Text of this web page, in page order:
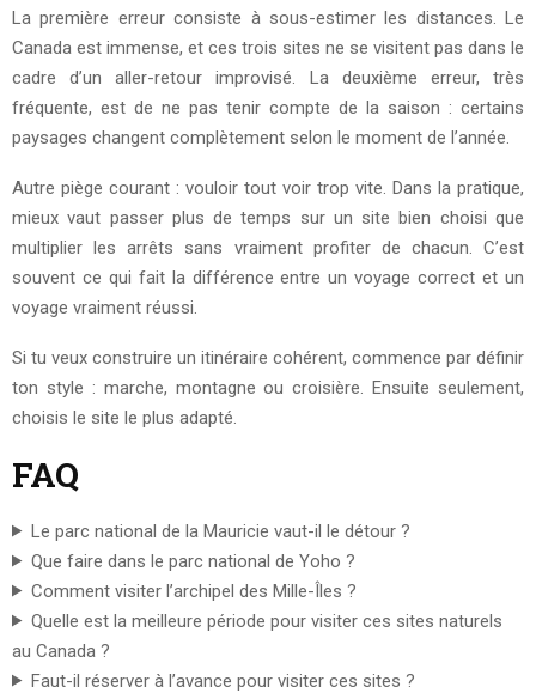
La première erreur consiste à sous-estimer les distances. Le
Canada est immense, et ces trois sites ne se visitent pas dans le
cadre d’un aller-retour improvisé. La deuxième erreur, très
fréquente, est de ne pas tenir compte de la saison : certains
paysages changent complètement selon le moment de l’année.
Autre piège courant : vouloir tout voir trop vite. Dans la pratique,
mieux vaut passer plus de temps sur un site bien choisi que
multiplier les arrêts sans vraiment profiter de chacun. C’est
souvent ce qui fait la différence entre un voyage correct et un
voyage vraiment réussi.
Si tu veux construire un itinéraire cohérent, commence par définir
ton style : marche, montagne ou croisière. Ensuite seulement,
choisis le site le plus adapté.
FAQ
Le parc national de la Mauricie vaut-il le détour ?
Que faire dans le parc national de Yoho ?
Comment visiter l’archipel des Mille-Îles ?
Quelle est la meilleure période pour visiter ces sites naturels
au Canada ?
Faut-il réserver à l’avance pour visiter ces sites ?